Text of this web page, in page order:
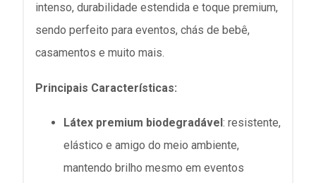
intenso, durabilidade estendida e toque premium,
sendo perfeito para eventos, chás de bebê,
casamentos e muito mais.
Principais Características:
Látex premium biodegradável : resistente,
elástico e amigo do meio ambiente,
mantendo brilho mesmo em eventos